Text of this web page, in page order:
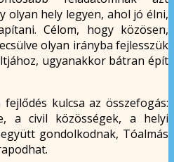
olyan hely legyen, ahol jó élni,
Célom, hogy közösen,
olyan irányba fejlesszük
ugyanakkor bátran épít
kulcsa az összefogás:
a civil közösségek, a helyi
gondolkodnak, Tóalmás